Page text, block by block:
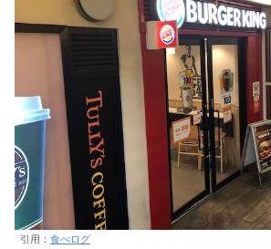
引用： 食べログ